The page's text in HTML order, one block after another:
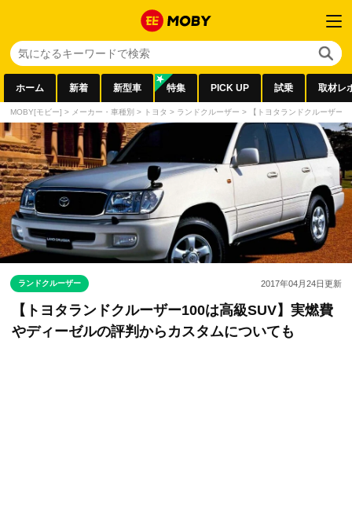
ホーム 新着 新型車 特集 PICK UP 試乗 取材レ
MOBY[モビー] > メーカー・車種別 > トヨタ > ランドクルーザー > 【トヨタランドクルーザー
ランドクルーザー 2017年04月24日更新
【トヨタランドクルーザー100は高級SUV】実燃費
やディーゼルの評判からカスタムについても